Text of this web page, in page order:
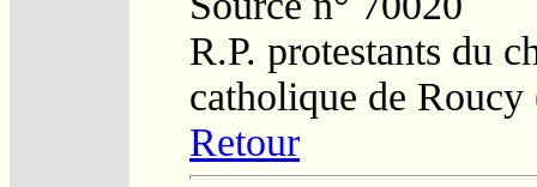
R.P. protestants du
catholique de Roucy
Retour